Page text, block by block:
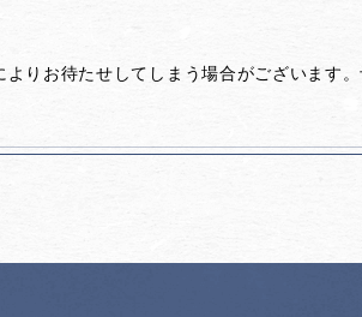
りお待たせしてしまう場合がございます